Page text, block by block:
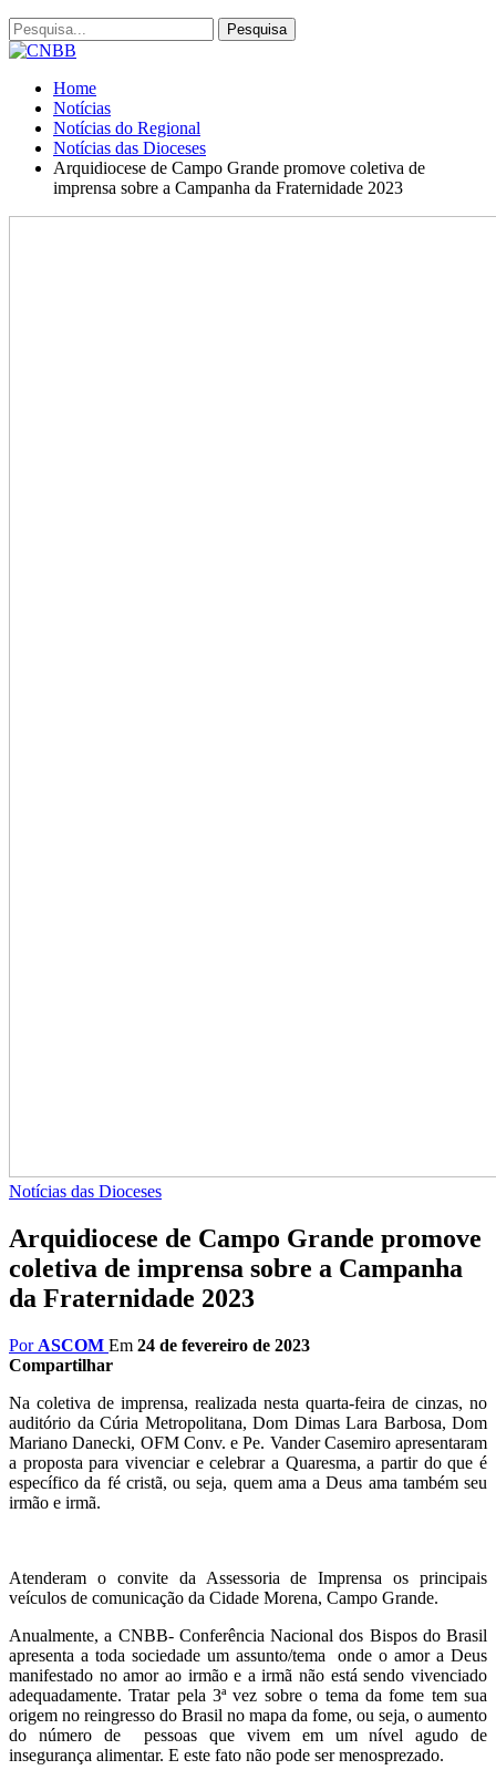
Home
Notícias
Notícias do Regional
Notícias das Dioceses
Arquidiocese de Campo Grande promove coletiva de
imprensa sobre a Campanha da Fraternidade 2023
Notícias das Dioceses
Arquidiocese de Campo Grande promove
coletiva de imprensa sobre a Campanha
da Fraternidade 2023
Por ASCOM Em 24 de fevereiro de 2023
Compartilhar
Na coletiva de imprensa, realizada nesta quarta-feira de cinzas, no
auditório da Cúria Metropolitana, Dom Dimas Lara Barbosa, Dom
Mariano Danecki, OFM Conv. e Pe. Vander Casemiro apresentaram
a proposta para vivenciar e celebrar a Quaresma, a partir do que é
específico da fé cristã, ou seja, quem ama a Deus ama também seu
irmão e irmã.
Atenderam o convite da Assessoria de Imprensa os principais
veículos de comunicação da Cidade Morena, Campo Grande.
Anualmente, a CNBB- Conferência Nacional dos Bispos do Brasil
apresenta a toda sociedade um assunto/tema onde o amor a Deus
manifestado no amor ao irmão e a irmã não está sendo vivenciado
adequadamente. Tratar pela 3ª vez sobre o tema da fome tem sua
origem no reingresso do Brasil no mapa da fome, ou seja, o aumento
do número de pessoas que vivem em um nível agudo de
insegurança alimentar. E este fato não pode ser menosprezado.